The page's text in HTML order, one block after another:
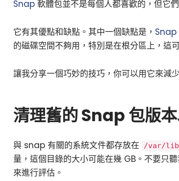
Snap 軟體包並不是每個人都喜歡的，但它
它有其優點和缺點。其中一個缺點是， Snap
的磁碟空間不夠用，特別是在根分區上，這
讓我分享一個巧妙的技巧，你可以用它來減
清理舊的 Snap 包版
與 snap 有關的系統文件都存放在 /var/
量，這個目錄的大小可能在幾 GB。不要只
來進行評估。